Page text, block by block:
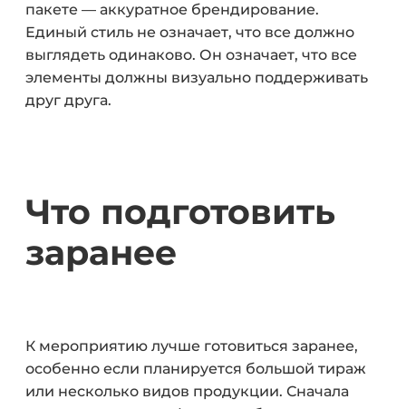
пакете — аккуратное брендирование.
Единый стиль не означает, что все должно
выглядеть одинаково. Он означает, что все
элементы должны визуально поддерживать
друг друга.
Что подготовить
заранее
К мероприятию лучше готовиться заранее,
особенно если планируется большой тираж
или несколько видов продукции. Сначала